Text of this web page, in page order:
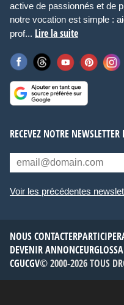
active de passionnés et de
notre vocation est simple :
prof... Lire la suite
RECEVEZ NOTRE
Voir les précédentes
NOUS CONTACTERPARTICIPER
DEVENIR ANNONCEUR
CGUCGV© 2000-2026 TOUS